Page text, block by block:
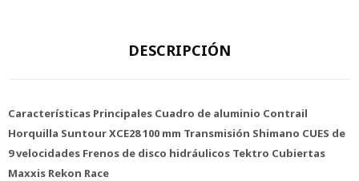
DESCRIPCIÓN
Características Principales Cuadro de aluminio Contrail
Horquilla Suntour XCE28 100 mm Transmisión Shimano CUES de
9 velocidades Frenos de disco hidráulicos Tektro Cubiertas
Maxxis Rekon Race